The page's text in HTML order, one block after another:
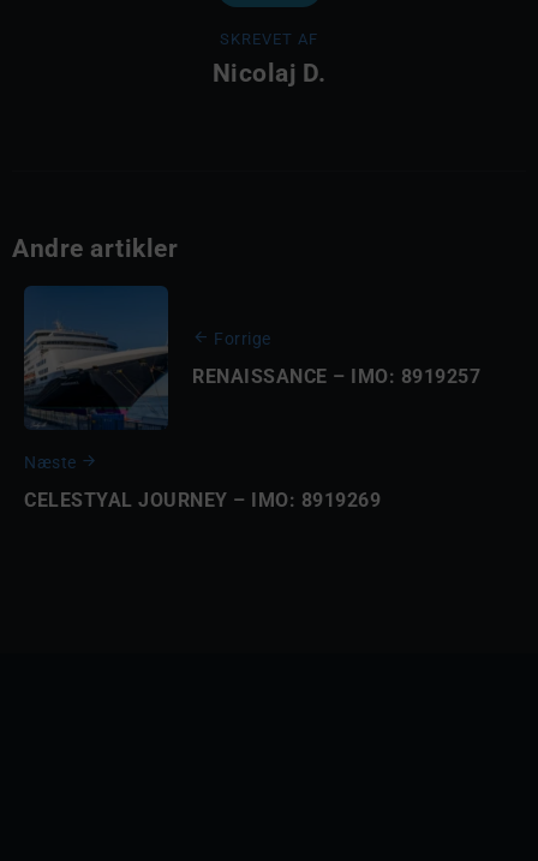
SKREVET AF
Nicolaj D.
Andre artikler
Forrige
RENAISSANCE – IMO: 8919257
Næste
CELESTYAL JOURNEY – IMO: 8919269